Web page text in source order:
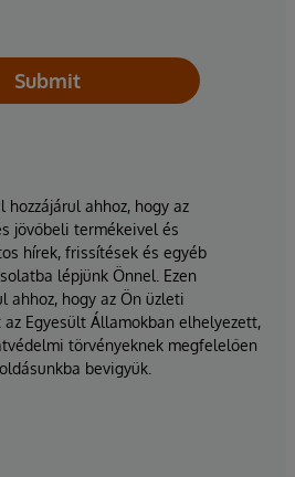
Submit
ahhoz, hogy az
jövőbeli termékeivel és
hírek, frissítések és egyéb
lépjünk Önnel. Ezen
ahhoz, hogy az Ön üzleti
Egyesült Államokban elhelyezett,
törvényeknek megfelelően
bevigyük.